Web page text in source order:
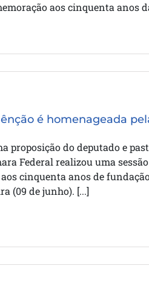
aos cinquenta anos
é homenageada
proposição do deputado e
Federal realizou uma
cinquenta anos de
(09 de junho). [...]